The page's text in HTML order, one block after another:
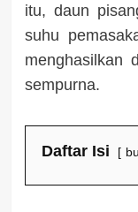
itu, daun
suhu
menghasilkan
sempurna.
Daftar Isi